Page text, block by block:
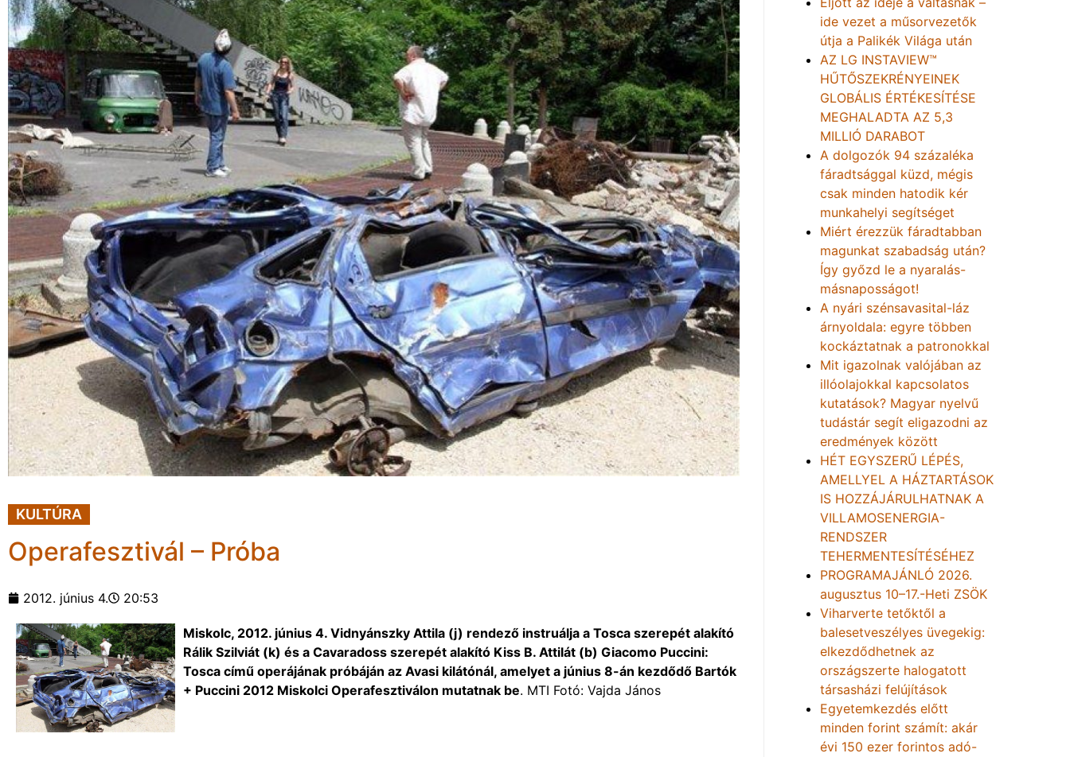
KULTÚRA
Operafesztivál – Próba
2012. június 4. 20:53
Miskolc, 2012. június 4. Vidnyánszky Attila (j) rendező instruálja a Tosca szerepét alakító
Rálik Szilviát (k) és a Cavaradoss szerepét alakító Kiss B. Attilát (b) Giacomo Puccini:
Tosca című operájának próbáján az Avasi kilátónál, amelyet a június 8-án kezdődő Bartók
+ Puccini 2012 Miskolci Operafesztiválon mutatnak be. MTI Fotó: Vajda János
ide vezet a műsorvezetők
útja a Palikék Világa után
AZ LG INSTAVIEW™
HŰTŐSZEKRÉNYEINEK
GLOBÁLIS ÉRTÉKESÍTÉSE
MEGHALADTA AZ 5,3
MILLIÓ DARABOT
A dolgozók 94 százaléka
fáradtsággal küzd, mégis
csak minden hatodik kér
munkahelyi segítséget
Miért érezzük fáradtabban
magunkat szabadság után?
Így győzd le a nyaralás-
másnaposságot!
A nyári szénsavasital-láz
árnyoldala: egyre többen
kockáztatnak a patronokkal
Mit igazolnak valójában az
illóolajokkal kapcsolatos
kutatások? Magyar nyelvű
tudástár segít eligazodni az
eredmények között
HÉT EGYSZERŰ LÉPÉS,
AMELLYEL A HÁZTARTÁSOK
IS HOZZÁJÁRULHATNAK A
VILLAMOSENERGIA-
RENDSZER
TEHERMENTESÍTÉSÉHEZ
PROGRAMAJÁNLÓ 2026.
augusztus 10–17.-Heti ZSÖK
Viharverte tetőktől a
balesetveszélyes üvegekig:
elkezdődhetnek az
országszerte halogatott
társasházi felújítások
Egyetemkezdés előtt
minden forint számít: akár
évi 150 ezer forintos adó-